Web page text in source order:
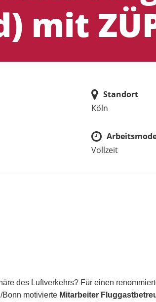
mit
Standort
Köln
Vollzeit
des Luftverkehrs? Für einen
Bonn motivierte Mitarbeiter